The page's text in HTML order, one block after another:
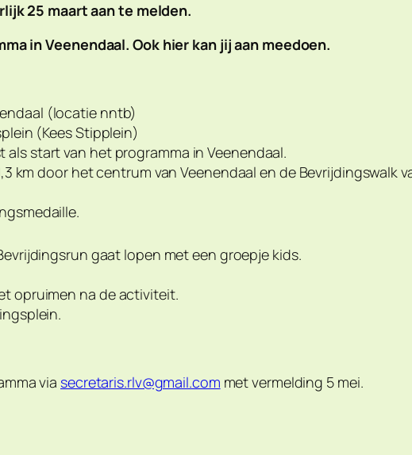
25 maart aan te melden.
in Veenendaal. Ook hier kan jij aan meedoen.
(locatie nntb)
(Kees Stipplein)
start van het programma in Veenendaal.
km door het centrum van Veenendaal en de Bevrijdingswalk
gaat lopen met een groepje kids.
opruimen na de activiteit.
via secretaris.rlv@gmail.com met vermelding 5 mei.